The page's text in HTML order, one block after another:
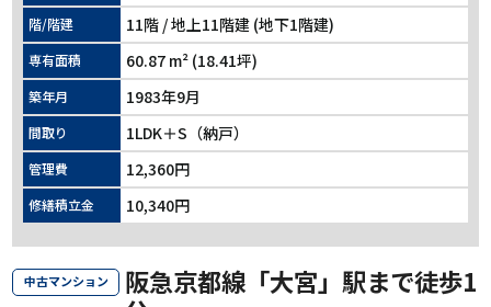
階/階建 11階 / 地上11階建 (地下1階建)
専有面積 60.87 m² (18.41坪)
築年月 1983年9月
間取り 1LDK＋S（納戸）
管理費 12,360円
修繕積立金 10,340円
中古マンション
阪急京都線「大宮」駅まで徒歩1